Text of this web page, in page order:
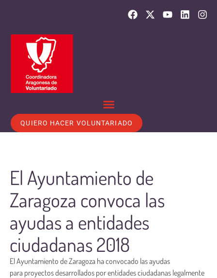
QUIERO HACER VOLUNTARIADO
El Ayuntamiento de
Zaragoza convoca las
ayudas a entidades
ciudadanas 2018
El Ayuntamiento de Zaragoza ha convocado las ayudas
para proyectos desarrollados por entidades ciudadanas legalmente